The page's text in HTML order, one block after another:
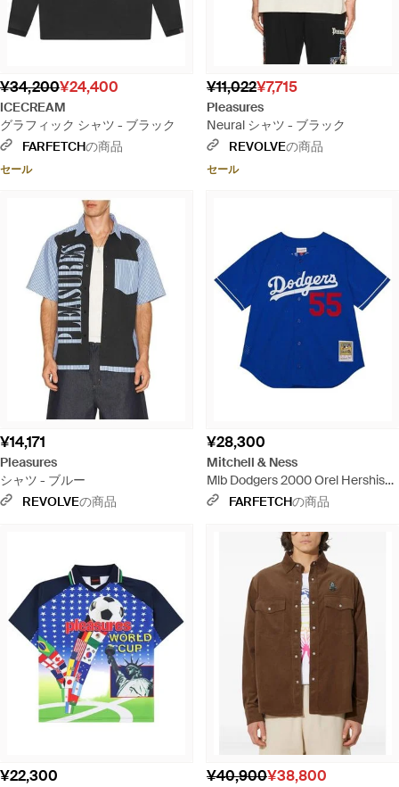
¥34,200¥24,400
ICECREAM
グラフィック シャツ - ブラック
FARFETCHの商品
セール
¥11,022¥7,715
Pleasures
Neural シャツ - ブラック
REVOLVEの商品
セール
¥14,171
Pleasures
シャツ - ブルー
REVOLVEの商品
¥28,300
Mitchell & Ness
Mlb Dodgers 2000 Orel Hershiser
シャツ - ブルー
FARFETCHの商品
¥22,300 ¥40,900¥38,800